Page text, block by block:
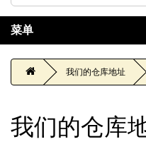
菜单
我们的仓库地址
我们的仓库